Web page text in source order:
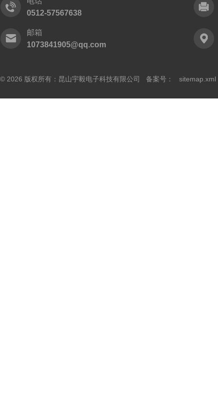
0512-57567638
邮箱
1073841905@qq.com
© 2026 版权所有：昆山宇毅电子科技有限公司 备案号： sitemap.xml